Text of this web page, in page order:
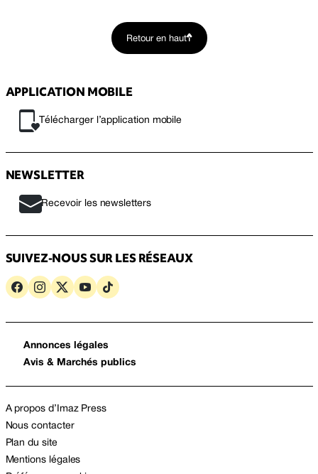
Retour en haut
APPLICATION MOBILE
Télécharger l’application mobile
NEWSLETTER
Recevoir les newsletters
SUIVEZ-NOUS SUR LES RÉSEAUX
Annonces légales
Avis & Marchés publics
A propos d’Imaz Press
Nous contacter
Plan du site
Mentions légales